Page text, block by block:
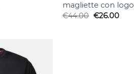
magliette con logo
€44.00 €26.00